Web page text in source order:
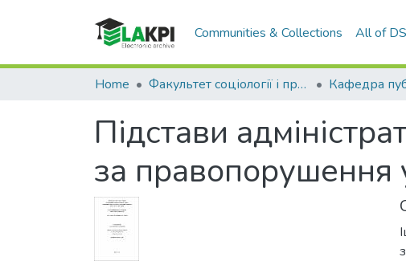
Communities & Collections All of
Home Факультет соціології і права (ФСП)
Підстави
за правопорушення